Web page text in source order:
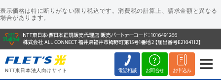
表示価格は特に断りがない限り税込です。消費税の計算上、請求金額と異なる
場合があります。
NTT東日本法人向けサイト 電話相談 お問合せ お申込み